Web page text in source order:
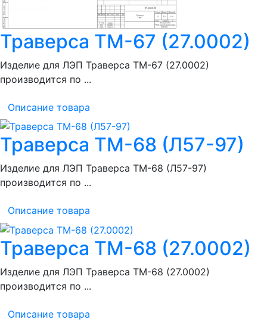
Траверса ТМ-67 (27.0002)
Изделие для ЛЭП Траверса ТМ-67 (27.0002)
производится по ...
Описание товара
Траверса ТМ-68 (Л57-97)
Изделие для ЛЭП Траверса ТМ-68 (Л57-97)
производится по ...
Описание товара
Траверса ТМ-68 (27.0002)
Изделие для ЛЭП Траверса ТМ-68 (27.0002)
производится по ...
Описание товара